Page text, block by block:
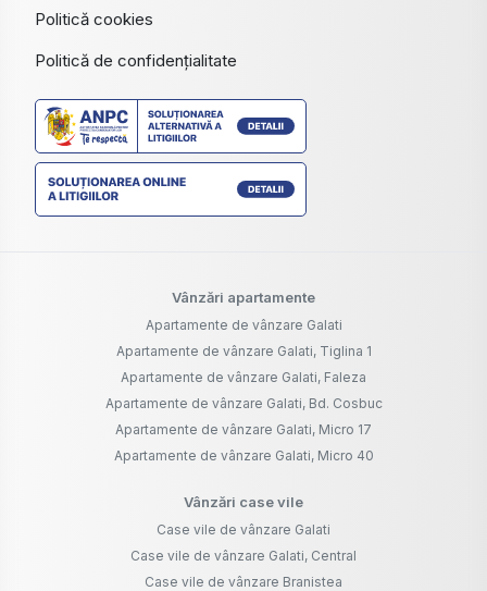
Politică cookies
Politică de confidențialitate
Vânzări apartamente
Apartamente de vânzare Galati
Apartamente de vânzare Galati, Tiglina 1
Apartamente de vânzare Galati, Faleza
Apartamente de vânzare Galati, Bd. Cosbuc
Apartamente de vânzare Galati, Micro 17
Apartamente de vânzare Galati, Micro 40
Vânzări case vile
Case vile de vânzare Galati
Case vile de vânzare Galati, Central
Case vile de vânzare Branistea